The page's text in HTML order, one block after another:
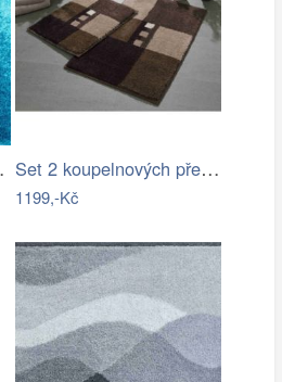
Set 2 koupelnových předložek MERKUR
1199,-Kč